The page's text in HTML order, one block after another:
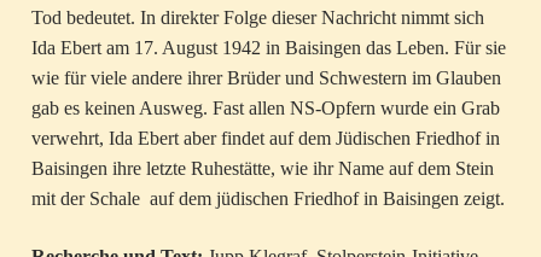
Tod bedeutet. In direkter Folge dieser Nachricht nimmt sich
Ida Ebert am 17. August 1942 in Baisingen das Leben. Für sie
wie für viele andere ihrer Brüder und Schwestern im Glauben
gab es keinen Ausweg. Fast allen NS-Opfern wurde ein Grab
verwehrt, Ida Ebert aber findet auf dem Jüdischen Friedhof in
Baisingen ihre letzte Ruhestätte, wie ihr Name auf dem Stein
mit der Schale auf dem jüdischen Friedhof in Baisingen zeigt.